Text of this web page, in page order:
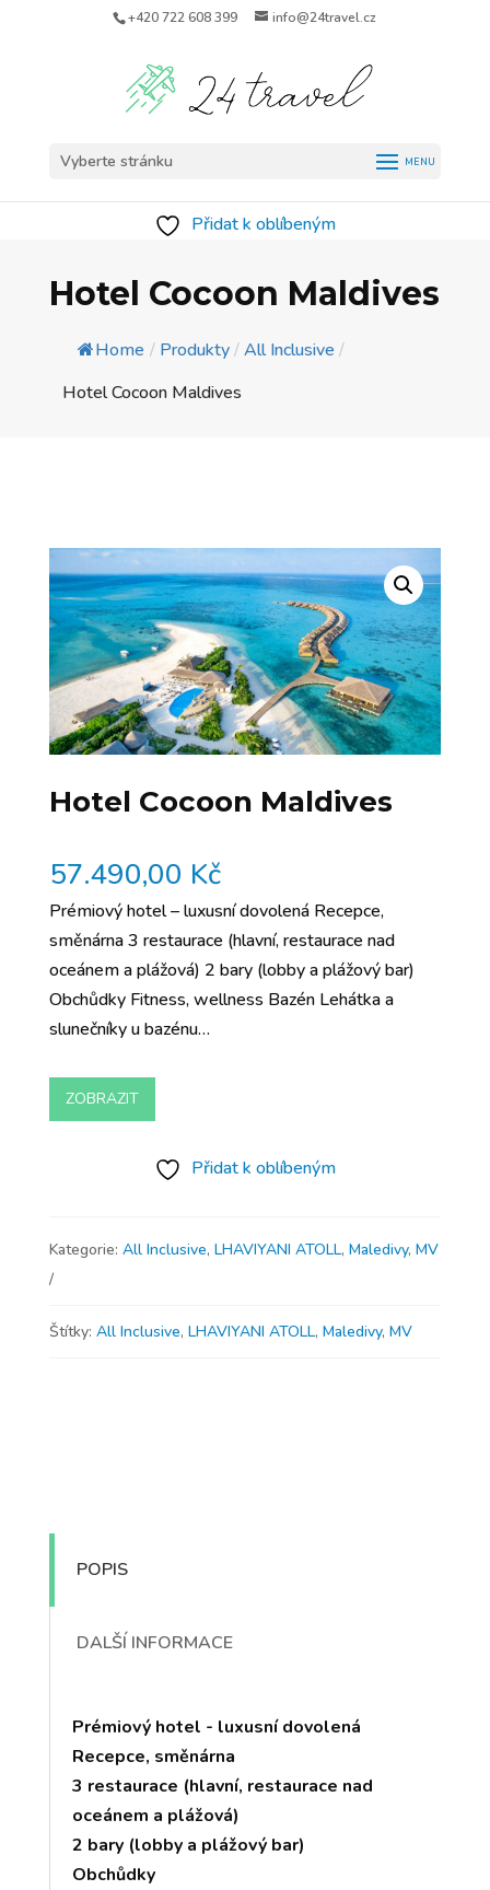
+420 722 608 399 info@24travel.cz
Vyberte stránku
Přidat k oblíbeným
Hotel Cocoon Maldives
Home / Produkty/All Inclusive /
Hotel Cocoon Maldives
Hotel Cocoon Maldives
57.490,00 Kč
Prémiový hotel – luxusní dovolená Recepce,
směnárna 3 restaurace (hlavní, restaurace nad
oceánem a plážová) 2 bary (lobby a plážový bar)
Obchůdky Fitness, wellness Bazén Lehátka a
slunečníky u bazénu…
ZOBRAZIT
Přidat k oblíbeným
Kategorie: All Inclusive, LHAVIYANI ATOLL, Maledivy, MV
Štítky: All Inclusive, LHAVIYANI ATOLL, Maledivy, MV
POPIS
DALŠÍ INFORMACE
Prémiový hotel - luxusní dovolená
Recepce, směnárna
3 restaurace (hlavní, restaurace nad
oceánem a plážová)
2 bary (lobby a plážový bar)
Obchůdky